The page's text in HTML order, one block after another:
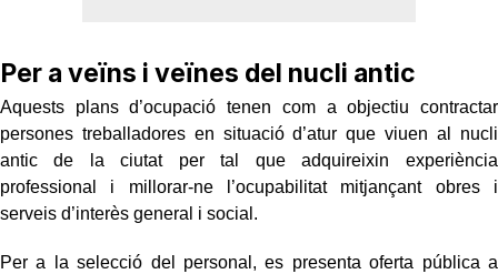
Per a veïns i veïnes del nucli antic
Aquests plans d’ocupació tenen com a objectiu contractar
persones treballadores en situació d’atur que viuen al nucli
antic de la ciutat per tal que adquireixin experiència
professional i millorar-ne l’ocupabilitat mitjançant obres i
serveis d’interès general i social.
Per a la selecció del personal, es presenta oferta pública a